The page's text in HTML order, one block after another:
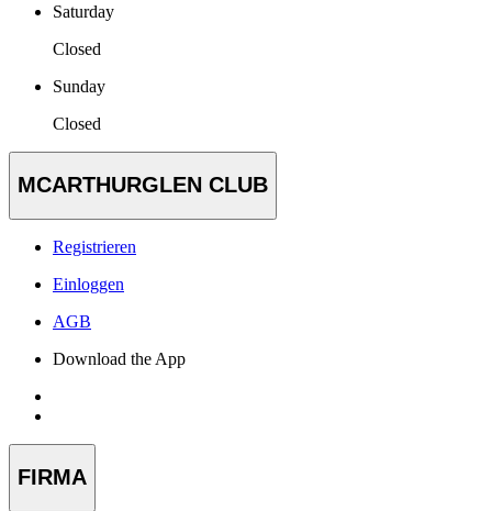
Saturday
Closed
Sunday
Closed
MCARTHURGLEN CLUB
Registrieren
Einloggen
AGB
Download the App
FIRMA